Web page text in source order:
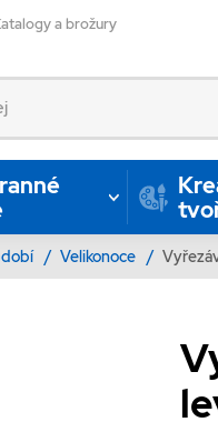
a brožury
/ Velikonoce /